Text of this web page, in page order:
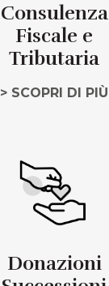
Consulenza
Fiscale e
Tributaria
> SCOPRI DI PIÙ
Donazioni